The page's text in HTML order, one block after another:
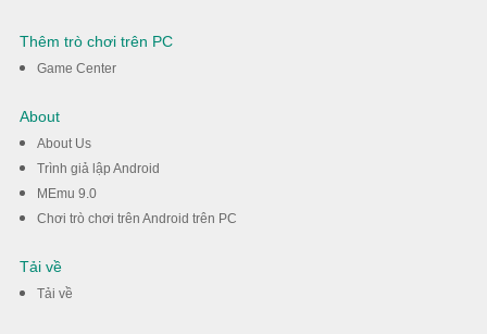
Thêm trò chơi trên PC
Game Center
About
About Us
Trình giả lập Android
MEmu 9.0
Chơi trò chơi trên Android trên PC
Tải về
Tải về